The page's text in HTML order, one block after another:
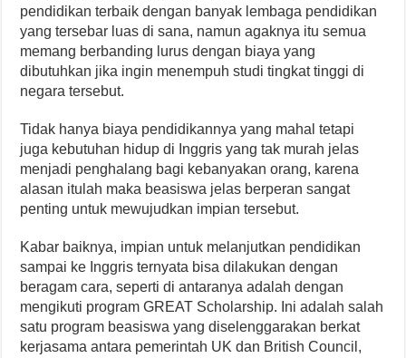
pendidikan terbaik dengan banyak lembaga pendidikan
yang tersebar luas di sana, namun agaknya itu semua
memang berbanding lurus dengan biaya yang
dibutuhkan jika ingin menempuh studi tingkat tinggi di
negara tersebut.
Tidak hanya biaya pendidikannya yang mahal tetapi
juga kebutuhan hidup di Inggris yang tak murah jelas
menjadi penghalang bagi kebanyakan orang, karena
alasan itulah maka beasiswa jelas berperan sangat
penting untuk mewujudkan impian tersebut.
Kabar baiknya, impian untuk melanjutkan pendidikan
sampai ke Inggris ternyata bisa dilakukan dengan
beragam cara, seperti di antaranya adalah dengan
mengikuti program GREAT Scholarship. Ini adalah salah
satu program beasiswa yang diselenggarakan berkat
kerjasama antara pemerintah UK dan British Council,